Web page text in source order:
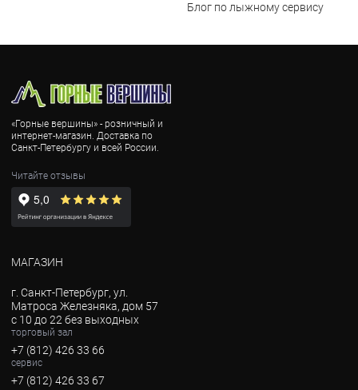
Блог по лыжному сервису
«Горные вершины» - розничный и
интернет-магазин. Доставка по
Санкт-Петербургу и всей России.
Читайте отзывы
МАГАЗИН
г. Санкт-Петербург, ул.
Матроса Железняка, дом 57
с 10 до 22 без выходных
торговый зал
+7 (812) 426 33 66
сервис
+7 (812) 426 33 67